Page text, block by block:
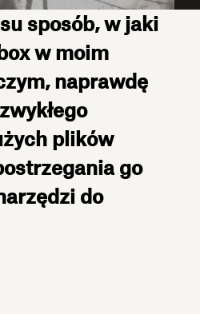
sposób, w jaki
w moim
naprawdę
plików
go
do